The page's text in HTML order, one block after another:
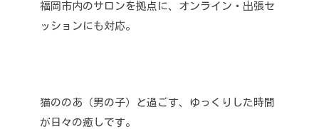
福岡市内のサロンを拠点に、オンライン・出張セ
ッションにも対応。
猫ののあ（男の子）と過ごす、ゆっくりした時間
が日々の癒しです。